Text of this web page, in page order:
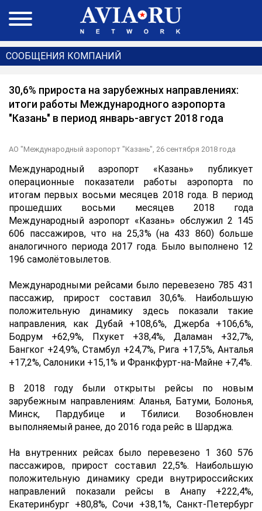
СООБЩЕНИЯ КОМПАНИЙ
30,6% прироста на зарубежных направлениях:
итоги работы Международного аэропорта
"Казань" в период январь-август 2018 года
АО "Международный аэропорт "Казань", 26 сентября 2018 года
Международный аэропорт «Казань» публикует
операционные показатели работы аэропорта по
итогам первых восьми месяцев 2018 года. В период
прошедших восьми месяцев 2018 года
Международный аэропорт «Казань» обслужил 2 145
606 пассажиров, что на 25,3% (на 433 860) больше
аналогичного периода 2017 года. Было выполнено 12
196 самолётовылетов.
Международными рейсами было перевезено 785 431
пассажир, прирост составил 30,6%. Наибольшую
положительную динамику здесь показали такие
направления, как Дубай +108,6%, Джерба +106,6%,
Бодрум +62,9%, Пхукет +38,4%, Даламан +32,7%,
Бангког +24,9%, Стамбул +24,7%, Рига +17,5%, Анталья
+17,2%, Салоники +15,1% и Франкфурт-на-Майне +7,4%.
В 2018 году были открыты рейсы по новым
зарубежным направлениям: Аланья, Батуми, Болонья,
Минск, Пардубице и Тбилиси. Возобновлен
выполняемый ранее, до 2016 года рейс в Шарджа.
На внутренних рейсах было перевезено 1 360 576
пассажиров, прирост составил 22,5%. Наибольшую
положительную динамику среди внутрироссийских
направлений показали рейсы в Анапу +222,4%,
Екатеринбург +80,8%, Сочи +38,1%, Санкт-Петербург